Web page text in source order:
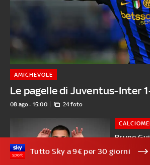
Le pagelle di Juventus-Inter
AMICHEVOLE
08 ago - 15:00 24 foto
Bruno
Tutto Sky a 9€ per 30 giorni